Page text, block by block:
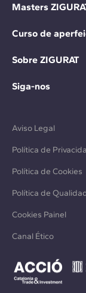
Masters
Curso de
Sobre ZIGURAT
Siga-nos
Aviso Legal
Política de
Política de Cookies
Política de
Cookies Painel
Canal Ético